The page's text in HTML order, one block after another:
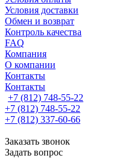
Условия доставки
Обмен и возврат
Контроль качества
FAQ
Компания
О компании
Контакты
Контакты
+7 (812) 748-55-22
+7 (812) 748-55-22
+7 (812) 337-60-66
Заказать звонок
Задать вопрос